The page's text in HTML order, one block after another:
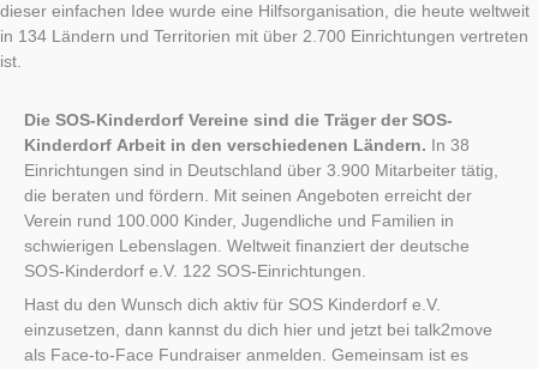
dieser einfachen Idee wurde eine Hilfsorganisation, die heute weltweit
in 134 Ländern und Territorien mit über 2.700 Einrichtungen vertreten
ist.
Die SOS-Kinderdorf Vereine sind die Träger der SOS-
Kinderdorf Arbeit in den verschiedenen Ländern. In 38
Einrichtungen sind in Deutschland über 3.900 Mitarbeiter tätig,
die beraten und fördern. Mit seinen Angeboten erreicht der
Verein rund 100.000 Kinder, Jugendliche und Familien in
schwierigen Lebenslagen. Weltweit finanziert der deutsche
SOS-Kinderdorf e.V. 122 SOS-Einrichtungen.
Hast du den Wunsch dich aktiv für SOS Kinderdorf e.V.
einzusetzen, dann kannst du dich hier und jetzt bei talk2move
als Face-to-Face Fundraiser anmelden. Gemeinsam ist es